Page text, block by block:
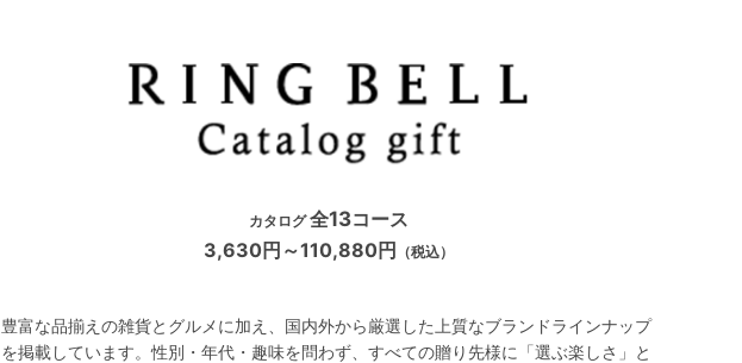
カタログ全13コース
3,630円～110,880円 （税込）
豊富な品揃えの雑貨とグルメに加え、国内外から厳選した上質なブランドラインナップ
を掲載しています。性別・年代・趣味を問わず、すべての贈り先様に「選ぶ楽しさ」と